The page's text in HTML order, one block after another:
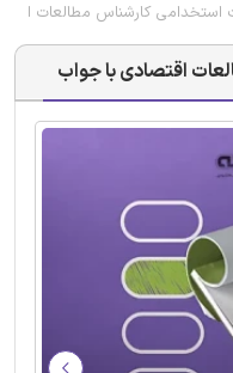
استخدامی کارشناس مطالعات
اقتصادی با جواب